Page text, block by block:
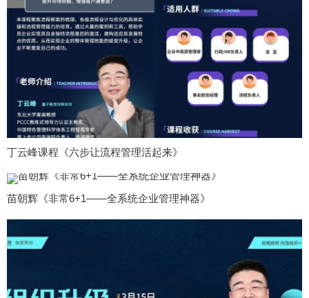
丁云峰课程《六步让流程管理活起来》
苗朝辉《非常6+1——全系统企业管理神器》